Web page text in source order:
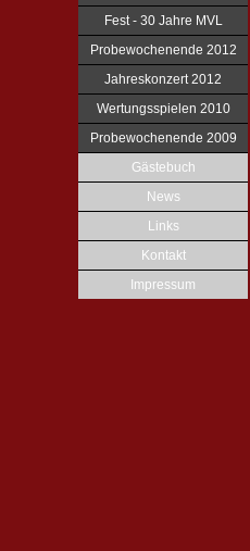
Fest - 30 Jahre MVL
Probewochenende 2012
Jahreskonzert 2012
Wertungsspielen 2010
Probewochenende 2009
Gästebuch
News
Links
Kontakt
Impressum